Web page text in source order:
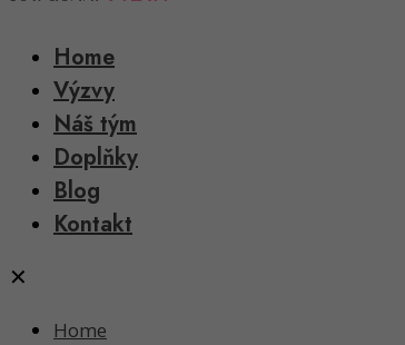
Home
Výzvy
Náš tým
Doplňky
Blog
Kontakt
✕
Home